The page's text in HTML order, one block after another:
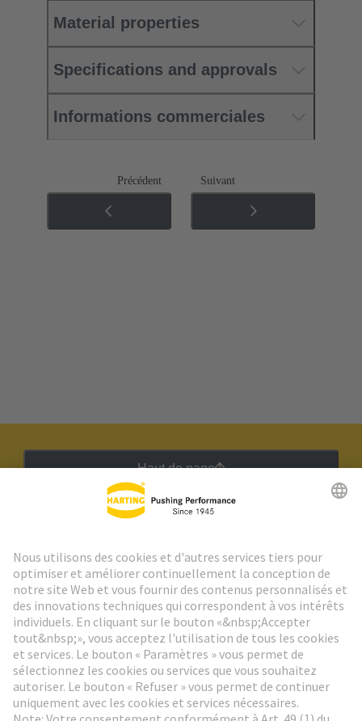
Material properties
Specifications and approvals
Informations commerciales
Précédent Suivant
Haut de page
Aller à l'inscription
Social Media